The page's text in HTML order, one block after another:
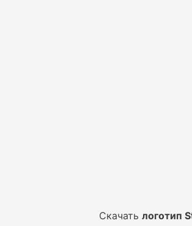
Скачать логотип